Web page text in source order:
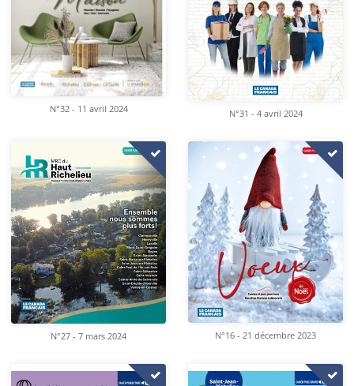
N°32 - 11 avril 2024 N°31 - 4 avril 2024
N°27 - 7 mars 2024 N°16 - 21 décembre 2023